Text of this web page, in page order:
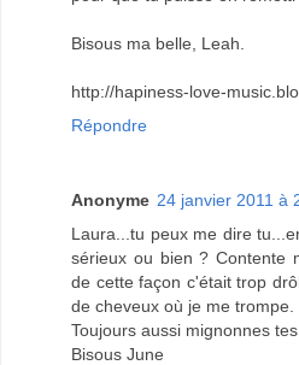
Bisous ma belle, Leah.
http://hapiness-love-
Répondre
Anonyme 24 janvier 2011 à
Laura...tu peux me dire
sérieux ou bien ? Contente
de cette façon c'était trop
de cheveux où je me trompe.
Toujours aussi mignonnes tes
Bisous June